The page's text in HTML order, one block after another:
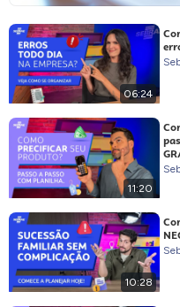
06:24
11:20
10:28